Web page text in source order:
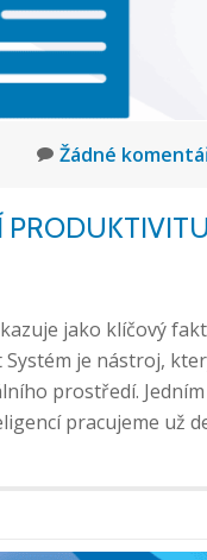
Žádné
jako klíčový
je nástroj,
prostředí. Jedním
pracujeme už